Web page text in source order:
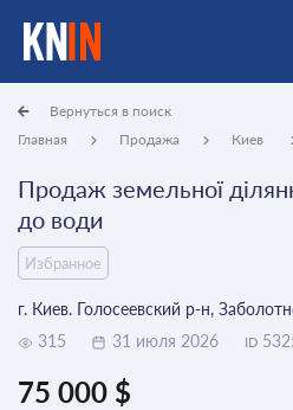
Главная Продажа Киев
Вернуться в поиск
Продаж земельної
до води
Избранное
г. Киев. Голосеевский р-н,
315
31 июля 2026 ID
75 000 $